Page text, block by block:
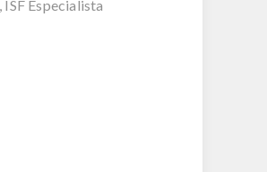
Especialista